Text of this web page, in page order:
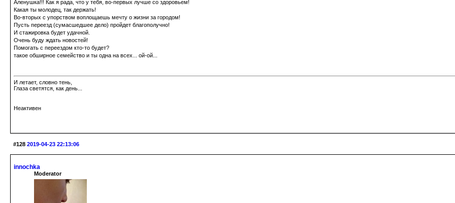
Аленушка!!! Как я рада, что у тебя, во-первых лучше со здоровьем!
Какая ты молодец, так держать!
Во-вторых с упорством воплощаешь мечту о жизни за городом!
Пусть переезд (сумасшедшее дело) пройдет благополучно!
И стажировка будет удачной.
Очень буду ждать новостей!
Помогать с переездом кто-то будет?
такое обширное семейство и ты одна на всех... ой-ой...
И летает, словно тень,
Глаза светятся, как день...
Неактивен
#128 2019-04-23 22:13:06
innochka
Moderator